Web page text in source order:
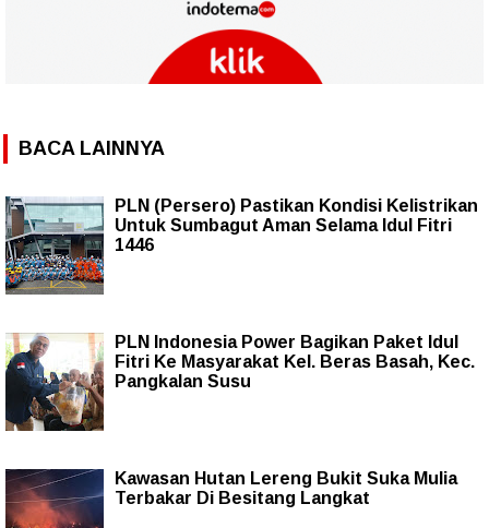
BACA LAINNYA
PLN (Persero) Pastikan Kondisi Kelistrikan
Untuk Sumbagut Aman Selama Idul Fitri
1446
PLN Indonesia Power Bagikan Paket Idul
Fitri Ke Masyarakat Kel. Beras Basah, Kec.
Pangkalan Susu
Kawasan Hutan Lereng Bukit Suka Mulia
Terbakar Di Besitang Langkat